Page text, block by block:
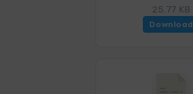
25.77 KB
Download